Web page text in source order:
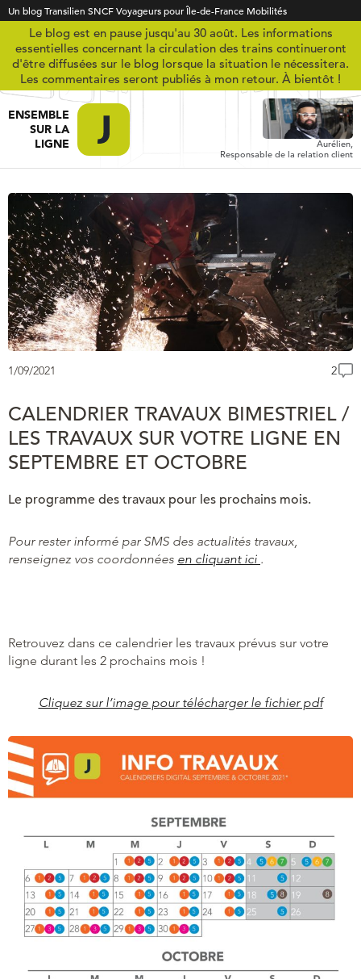
Un blog Transilien SNCF Voyageurs pour Île-de-France Mobilités
Le blog est en pause jusqu'au 30 août. Les informations
essentielles concernant la circulation des trains continueront
d'être diffusées sur le blog lorsque la situation le nécessitera.
Les commentaires seront publiés à mon retour. À bientôt !
ENSEMBLE
SUR LA
LIGNE
Aurélien,
Responsable de la relation client
1/09/2021 2
CALENDRIER TRAVAUX BIMESTRIEL /
LES TRAVAUX SUR VOTRE LIGNE EN
SEPTEMBRE ET OCTOBRE
Le programme des travaux pour les prochains mois.
Pour rester informé par SMS des actualités travaux,
renseignez vos coordonnées en cliquant ici .
Retrouvez dans ce calendrier les travaux prévus sur votre
ligne durant les 2 prochains mois !
Cliquez sur l’image pour télécharger le fichier pdf